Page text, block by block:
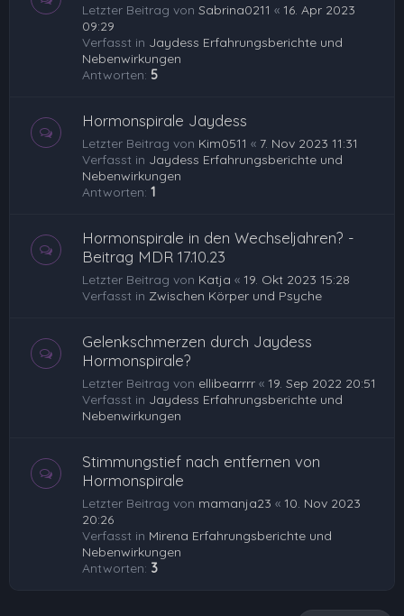
Letzter Beitrag von Sabrina0211 « 16. Apr 2023
09:29
Verfasst in Jaydess Erfahrungsberichte und
Nebenwirkungen
Antworten: 5
Hormonspirale Jaydess
Letzter Beitrag von Kim0511 « 7. Nov 2023 11:31
Verfasst in Jaydess Erfahrungsberichte und
Nebenwirkungen
Antworten: 1
Hormonspirale in den Wechseljahren? -
Beitrag MDR 17.10.23
Letzter Beitrag von Katja « 19. Okt 2023 15:28
Verfasst in Zwischen Körper und Psyche
Gelenkschmerzen durch Jaydess
Hormonspirale?
Letzter Beitrag von ellibearrrr « 19. Sep 2022 20:51
Verfasst in Jaydess Erfahrungsberichte und
Nebenwirkungen
Stimmungstief nach entfernen von
Hormonspirale
Letzter Beitrag von mamanja23 « 10. Nov 2023
20:26
Verfasst in Mirena Erfahrungsberichte und
Nebenwirkungen
Antworten: 3